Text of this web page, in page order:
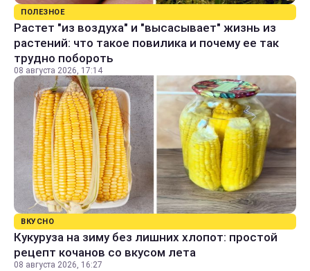
ПОЛЕЗНОЕ
Растет "из воздуха" и "высасывает" жизнь из
растений: что такое повилика и почему ее так
трудно побороть
08 августа 2026, 17:14
ВКУСНО
Кукуруза на зиму без лишних хлопот: простой
рецепт кочанов со вкусом лета
08 августа 2026, 16:27